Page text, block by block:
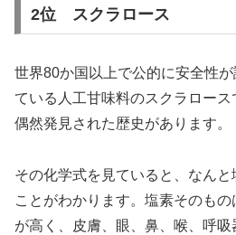
2位 スクラロース
世界80か国以上で公的に安全性
ている人工甘味料のスクラロー
偶然発見された歴史があります。
その化学式を見ていると、なん
ことがわかります。塩素そのも
が高く、皮膚、眼、鼻、喉、呼